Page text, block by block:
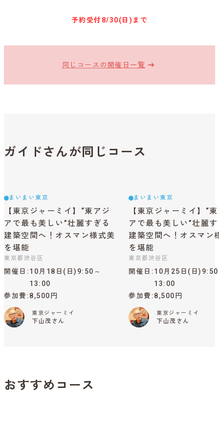
予約受付 8/30(日)まで
同じコースの開催日一覧
ガイドさんが同じコース
まいまい東京
【東京ジャーミイ】“東アジ
アで最も美しい”壮麗すぎる
建築空間へ！オスマン様式美
を堪能
東京都渋谷区
開催日
10月18日(日)9:50～
13:00
参加費 8,500円
東京ジャーミイ
下山茂さん
まいまい東京
【東京ジャーミイ】“
アで最も美しい”壮麗
建築空間へ！オスマン
を堪能
東京都渋谷区
開催日
10月25日(日
13:00
参加費 8,500円
東京ジャーミイ
下山茂さん
おすすめコース